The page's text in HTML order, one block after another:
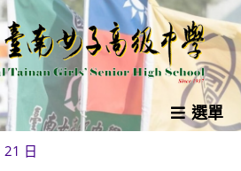
選單
21 日